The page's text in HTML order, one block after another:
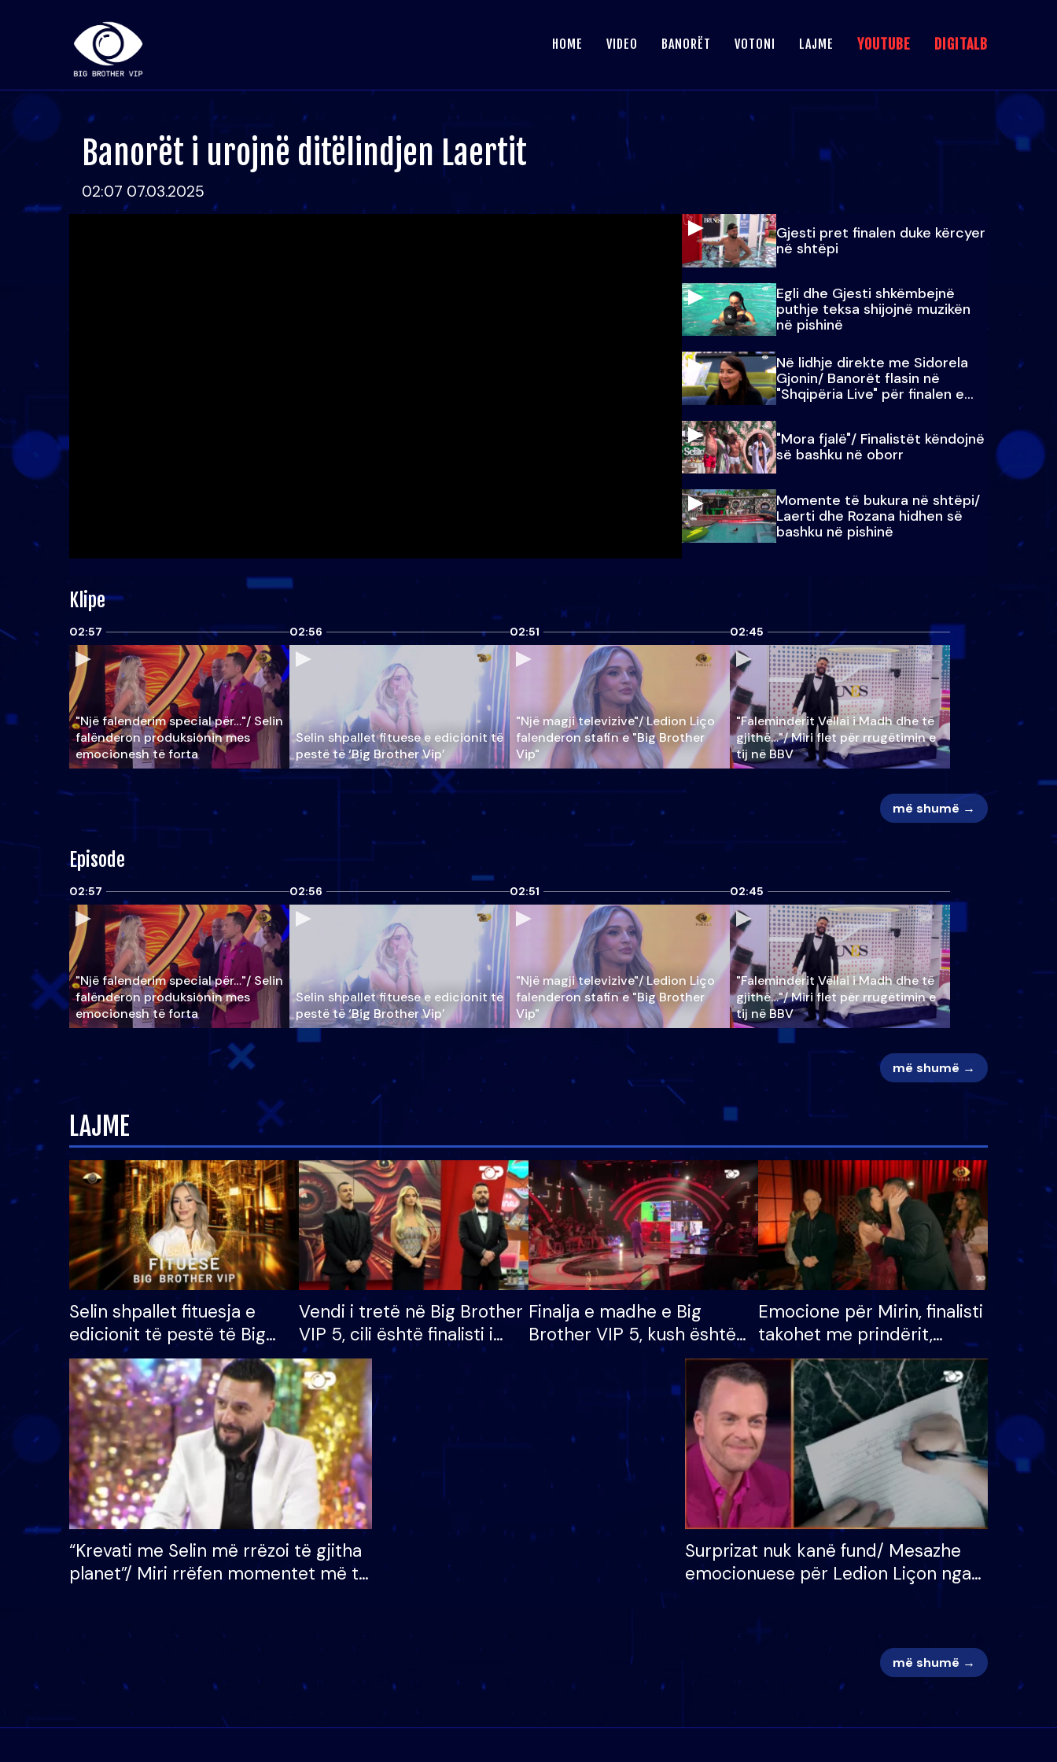
HOME VIDEO BANORËT VOTONI LAJME YOUTUBE DIGITALB
Banorët i urojnë ditëlindjen Laertit
02:07 07.03.2025
Gjesti pret finalen duke kërcyer
në shtëpi
Egli dhe Gjesti shkëmbejnë
puthje teksa shijojnë muzikën
në pishinë
Në lidhje direkte me Sidorela
Gjonin/ Banorët flasin në
"Shqipëria Live" për finalen e
madhe
"Mora fjalë"/ Finalistët këndojnë
së bashku në oborr
Momente të bukura në shtëpi/
Laerti dhe Rozana hidhen së
bashku në pishinë
Klipe
02:57
"Një falenderim special për…"/ Selin
falënderon produksionin mes
emocionesh të forta
02:56
Selin shpallet fituese e edicionit të
pestë të ‘Big Brother Vip’
02:51
"Një magji televizive"/ Ledion Liço
falenderon stafin e "Big Brother
Vip"
02:45
"Faleminderit Vëllai i Madh dhe të
gjithë…"/ Miri flet për rrugëtimin e
tij në BBV
më shumë →
Episode
02:57
"Një falenderim special për…"/ Selin
falënderon produksionin mes
emocionesh të forta
02:56
Selin shpallet fituese e edicionit të
pestë të ‘Big Brother Vip’
02:51
"Një magji televizive"/ Ledion Liço
falenderon stafin e "Big Brother
Vip"
02:45
"Faleminderit Vëllai i Madh dhe të
gjithë…"/ Miri flet për rrugëtimin e
tij në BBV
më shumë →
LAJME
Selin shpallet fituesja e
edicionit të pestë të Big
Brother VIP, rrëmben
çmimin e madh prej 100
mijë eurosh
Vendi i tretë në Big Brother
VIP 5, cili është finalisti i
radhës që lë shtëpinë
Finalja e madhe e Big
Brother VIP 5, kush është
banori i parë që lë shtëpinë
dhe humb mundësinë për
të fituar çmimin e madh
Emocione për Mirin, finalisti
takohet me prindërit,
vajzën dhe bashkëshorten:
S’kemi ndonjë letër divorci
apo jo?
“Krevati me Selin më rrëzoi të gjitha
planet”/ Miri rrëfen momentet më të
Surprizat nuk kanë fund/ Mesazhe
emocionuese për Ledion Liçon nga
më shumë →